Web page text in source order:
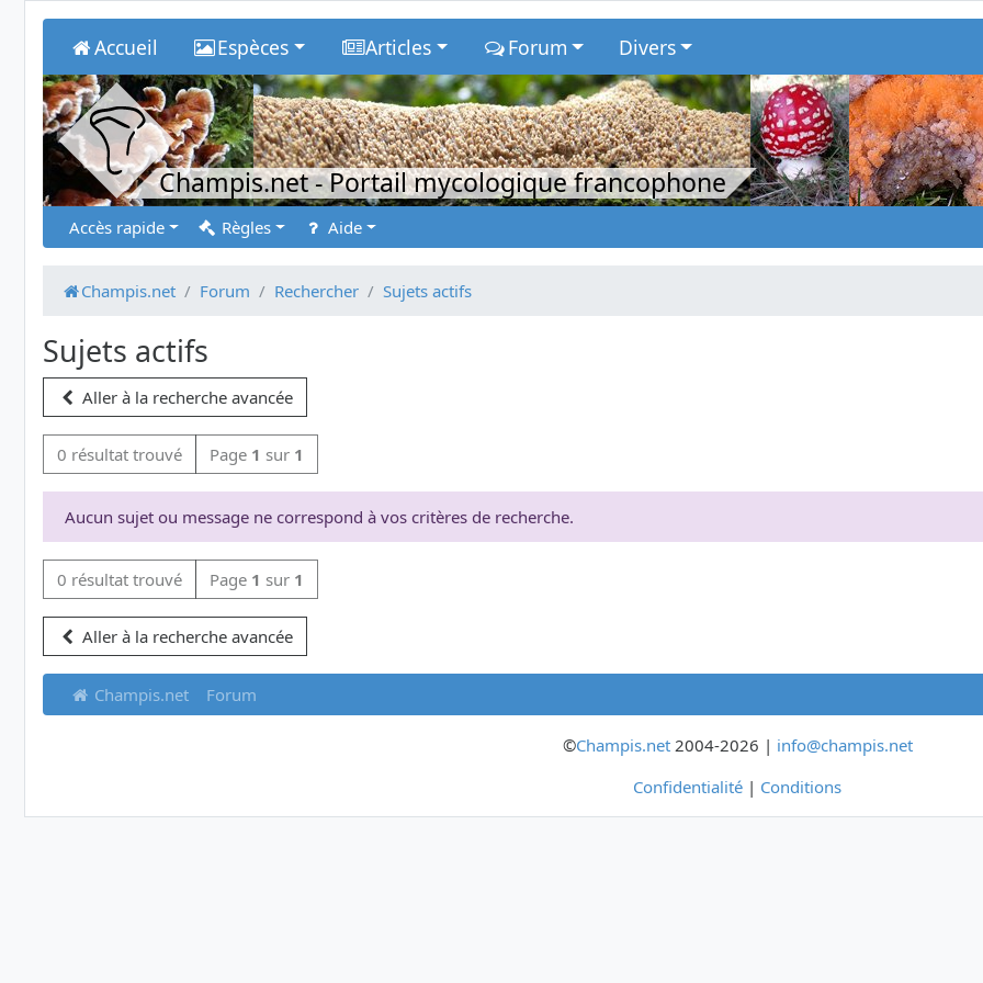
Accueil Espèces Articles Forum Divers
Champis.net- Portail mycologique francophone
Accès rapide Règles Aide
Champis.net Forum Rechercher Sujets actifs
Sujets actifs
Aller à la recherche avancée
0 résultat trouvé Page 1 sur 1
Aucun sujet ou message ne correspond à vos critères de recherche.
0 résultat trouvé Page 1 sur 1
Aller à la recherche avancée
Champis.net Forum
©Champis.net2004-2026 | info@champis.net
Confidentialité | Conditions